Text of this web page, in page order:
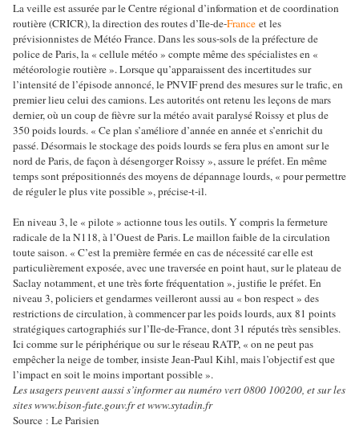
La veille est assurée par le Centre régional d’information et de coordination
routière (CRICR), la direction des routes d’Ile-de-France et les
prévisionnistes de Météo France. Dans les sous-sols de la préfecture de
police de Paris, la « cellule météo » compte même des spécialistes en «
météorologie routière ». Lorsque qu’apparaissent des incertitudes sur
l’intensité de l’épisode annoncé, le PNVIF prend des mesures sur le trafic, en
premier lieu celui des camions.Les autorités ont retenu les leçons de mars
dernier, où un coup de fièvre sur la météo avait paralysé Roissy et plus de
350 poids lourds. « Ce plan s’améliore d’année en année et s’enrichit du
passé. Désormais le stockage des poids lourds se fera plus en amont sur le
nord de Paris, de façon à désengorger Roissy », assure le préfet. En même
temps sont prépositionnés des moyens de dépannage lourds, « pour permettre
de réguler le plus vite possible », précise-t-il.
En niveau 3, le « pilote » actionne tous les outils. Y compris la fermeture
radicale de la N118, à l’Ouest de Paris. Le maillon faible de la circulation
toute saison. « C’est la première fermée en cas de nécessité car elle est
particulièrement exposée, avec une traversée en point haut, sur le plateau de
Saclay notamment, et une très forte fréquentation », justifie le préfet. En
niveau 3, policiers et gendarmes veilleront aussi au « bon respect » des
restrictions de circulation, à commencer par les poids lourds, aux 81 points
stratégiques cartographiés sur l’Ile-de-France, dont 31 réputés très sensibles.
Ici comme sur le périphérique ou sur le réseau RATP, « on ne peut pas
empêcher la neige de tomber, insiste Jean-Paul Kihl, mais l’objectif est que
l’impact en soit le moins important possible ».
Les usagers peuvent aussi s’informer au numéro vert 0800 100200, et sur les
sites www.bison-fute.gouv.fr et www.sytadin.fr
Source : Le Parisien